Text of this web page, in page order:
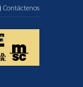
Contáctenos